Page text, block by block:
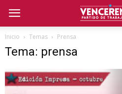
Inicio Temas Prensa
Tema: prensa